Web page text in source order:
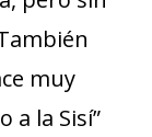
muy
a la Sisí”